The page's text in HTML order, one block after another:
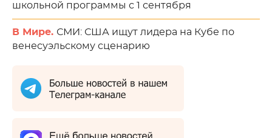
школьной программы с 1 сентября
В Мире. СМИ: США ищут лидера на Кубе по
венесуэльскому сценарию